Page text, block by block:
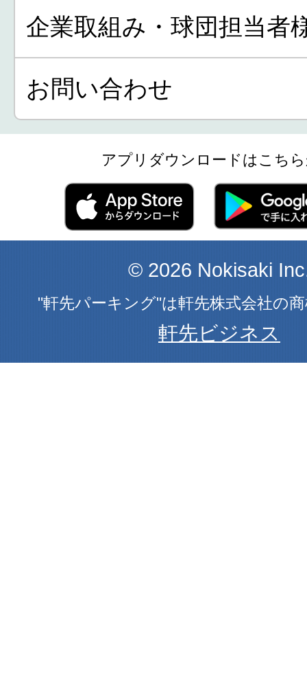
企業取組み・球団担当者
お問い合わせ
アプリダウンロードはこち
© 2026 Nokisaki
"軒先パーキング"は軒先株式会社の
軒先ビジネス